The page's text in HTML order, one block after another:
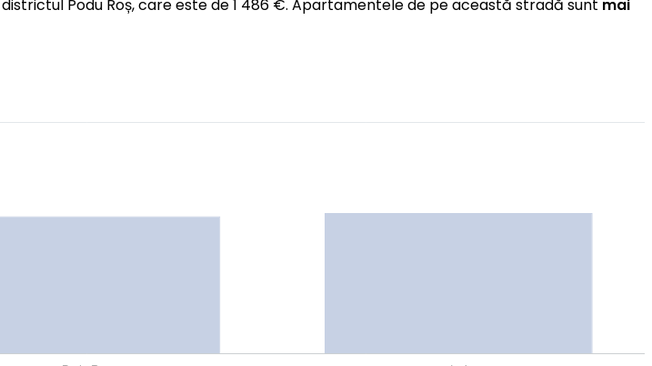
Podu Roș, care este de 1 486 €. Apartamentele de pe această stradă sunt mai